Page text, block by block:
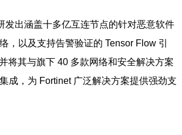
发出涵盖十多亿互连节点的针对恶意软件
，以及支持告警验证的 Tensor Flow 引
将其与旗下 40 多款网络和安全解决方案
成，为 Fortinet 广泛解决方案提供强劲支